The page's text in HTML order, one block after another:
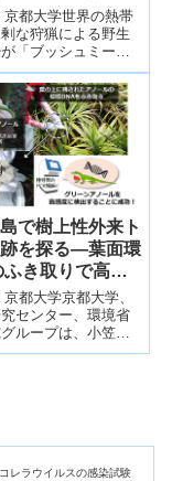
物モニタリング
確立～
京都大学世界の熱帯
な狩猟による野生
「ブッシュミート
問題になってお
性と地域住民の生
で樹上性外来ト
を探る―葉面環
き取りで高感
検知―
都大学京都大学、
センター、環境省
ループは、小笠原
た特定外来生物グ
レラウイルスの感染試験